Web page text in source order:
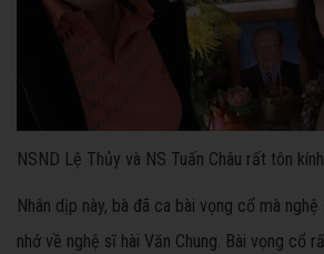
NSND Lệ Thủy và NS Tuấn Châu rất tôn
Nhân dịp này, bà đã ca bài vọng cổ mà nghệ
nhớ về nghệ sĩ hài Văn Chung. Bài vọng cổ